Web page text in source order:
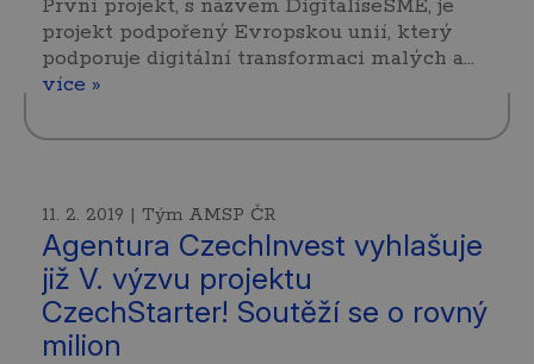
První projekt, s názvem DigitaliseSME, je
projekt podpořený Evropskou unií, který
podporuje digitální transformaci malých a…
více »
11. 2. 2019 | Tým AMSP ČR
Agentura CzechInvest vyhlašuje
již V. výzvu projektu
CzechStarter! Soutěží se o rovný
milion